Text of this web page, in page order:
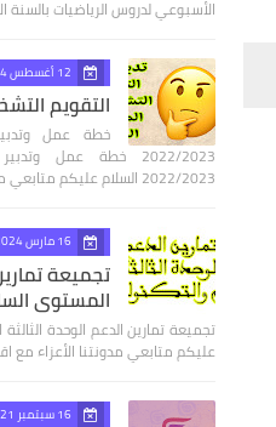
الأسبوعي لدروس الرياضيات بالسنة
12 أغسطس 2024
التقويم
خطة عمل
2022/2023 خطة عمل
2022/2023 السلام عليكم متابعي مو…
16 مارس 2024
تجميعة
المستوى
تجميعة تمارين الدعم الوحدة
عليكم متابعي مدونتنا الأعزاء مع
16 سبتمبر 2021